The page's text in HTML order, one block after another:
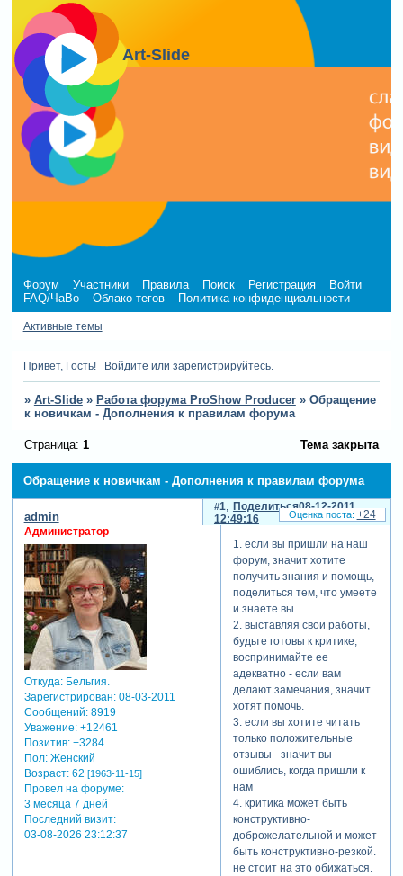
Art-Slide
Форум Участники Правила Поиск Регистрация
Войти
FAQ/ЧаВо
Облако тегов Политика конфиденциальности
Активные темы
Привет, Гость! Войдите или зарегистрируйтесь.
» Art-Slide » Работа форума ProShow Producer » Обращение
к новичкам - Дополнения к правилам форума
Обращение к новичкам - Дополнения к правилам форума
Страница: 1 Тема закрыта
Поделиться
1
08-12-2011
12:49:16
admin
Администратор
Откуда:Бельгия.
Зарегистрирован: 08-03-2011
Сообщений:8919
Уважение: +12461
Позитив: +3284
Пол:Женский
Возраст:62 [1963-11-15]
Провел на форуме:
3 месяца 7 дней
Последний визит:
03-08-2026 23:12:37
1. если вы пришли на наш
форум, значит хотите
получить знания и помощь,
поделиться тем, что умеете
и знаете вы.
2. выставляя свои работы,
будьте готовы к критике,
воспринимайте ее
адекватно - если вам
делают замечания, значит
хотят помочь.
3. если вы хотите читать
только положительные
отзывы - значит вы
ошиблись, когда пришли к
нам
4. критика может быть
конструктивно-
доброжелательной и может
быть конструктивно-резкой.
не стоит на это обижаться.
+24